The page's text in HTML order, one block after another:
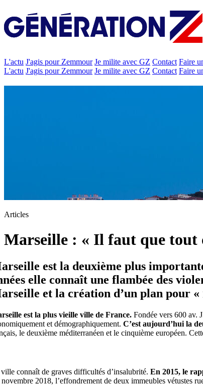
L'actu J'agis pour Zemmour Je milite avec GZ Contact Faire
L'actu J'agis pour Zemmour Je milite avec GZ Contact Faire
Articles
Marseille : « Il faut que tout
est la deuxième plus
elle connaît une flambée des
et la création d’un plan pour
est la plus vieille ville de France. Fondée vers 600 av.
et démographiquement.C’est aujourd’hui la
le deuxième méditerranéen et le cinquième européen.
connaît de graves difficultés d’insalubrité.En 2015, le
2018, l’effondrement de deux immeubles vétustes